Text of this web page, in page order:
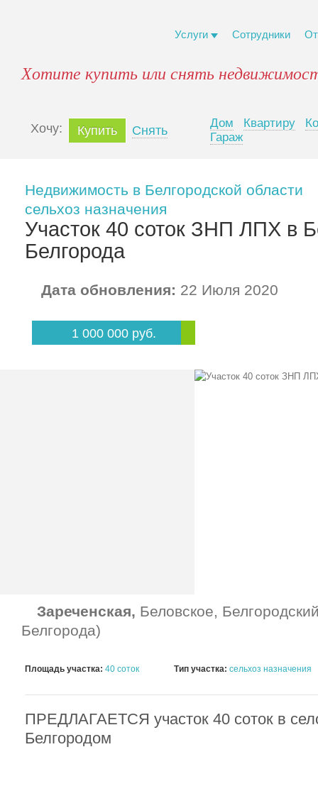
Услуги Сотрудники
Хотите купить или снять
Xочу: Купить Снять
Дом Квартиру
Гараж
Недвижимость в Белгородской области
сельхоз назначения
Участок 40 соток ЗНП ЛПХ в
Белгорода
Дата обновления: 22 Июля 2020
1 000 000 руб.
Зареченская, Беловское,
Белгорода)
Площадь участка: 40 соток Тип участка: сельхоз назначения
ПРЕДЛАГАЕТСЯ участок 40 соток в
Белгородом